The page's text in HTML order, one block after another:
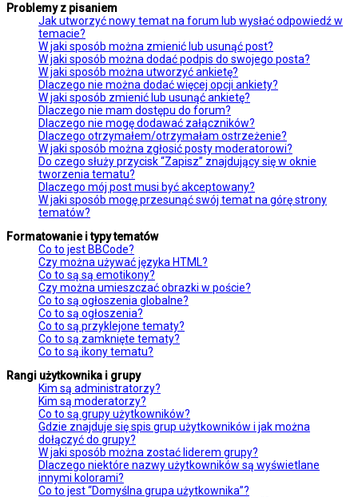
Problemy z pisaniem
Jak utworzyć nowy temat na forum lub wysłać odpowiedź w
temacie?
W jaki sposób można zmienić lub usunąć post?
W jaki sposób można dodać podpis do swojego posta?
W jaki sposób można utworzyć ankietę?
Dlaczego nie można dodać więcej opcji ankiety?
W jaki sposób zmienić lub usunąć ankietę?
Dlaczego nie mam dostępu do forum?
Dlaczego nie mogę dodawać załączników?
Dlaczego otrzymałem/otrzymałam ostrzeżenie?
W jaki sposób można zgłosić posty moderatorowi?
Do czego służy przycisk “Zapisz” znajdujący się w oknie
tworzenia tematu?
Dlaczego mój post musi być akceptowany?
W jaki sposób mogę przesunąć swój temat na górę strony
tematów?
Formatowanie i typy tematów
Co to jest BBCode?
Czy można używać języka HTML?
Co to są są emotikony?
Czy można umieszczać obrazki w poście?
Co to są ogłoszenia globalne?
Co to są ogłoszenia?
Co to są przyklejone tematy?
Co to są zamknięte tematy?
Co to są ikony tematu?
Rangi użytkownika i grupy
Kim są administratorzy?
Kim są moderatorzy?
Co to są grupy użytkowników?
Gdzie znajduje się spis grup użytkowników i jak można
dołączyć do grupy?
W jaki sposób można zostać liderem grupy?
Dlaczego niektóre nazwy użytkowników są wyświetlane
innymi kolorami?
Co to jest “Domyślna grupa użytkownika”?